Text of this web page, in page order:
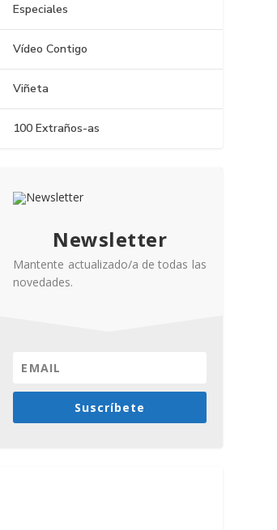
Especiales
Vídeo Contigo
Viñeta
100 Extraños-as
Newsletter
Mantente actualizado/a de todas las
novedades.
Suscríbete